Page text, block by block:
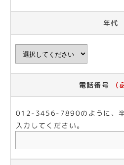
年代
電話番号 （
012-3456-7890のように、半
入力してください。